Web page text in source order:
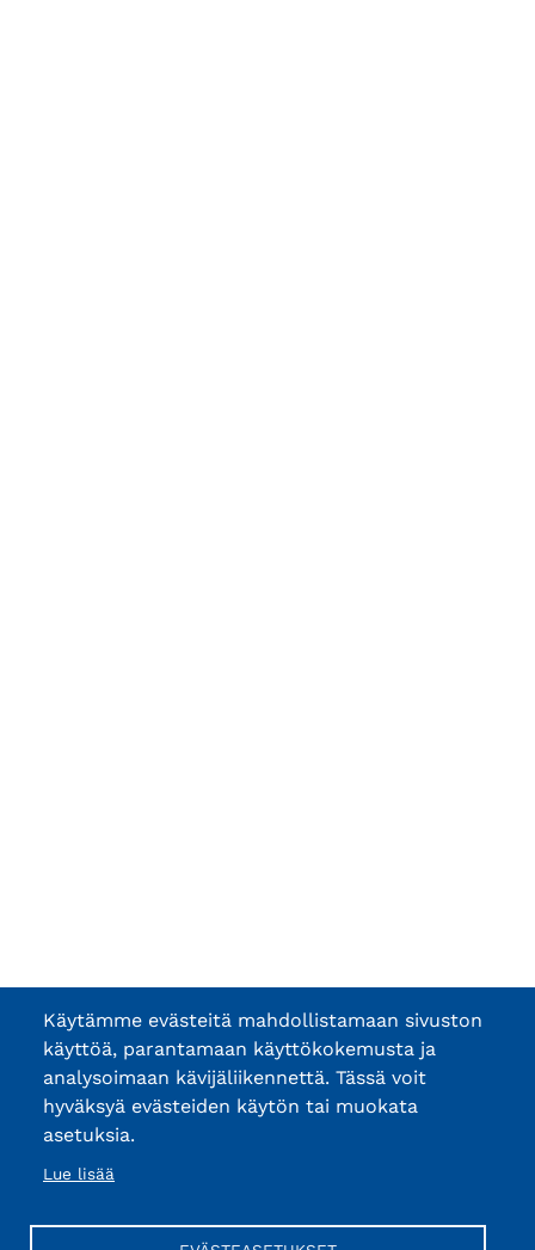
Käytämme evästeitä mahdollistamaan sivuston
käyttöä, parantamaan käyttökokemusta ja
analysoimaan kävijäliikennettä. Tässä voit
hyväksyä evästeiden käytön tai muokata
asetuksia.
Lue lisää